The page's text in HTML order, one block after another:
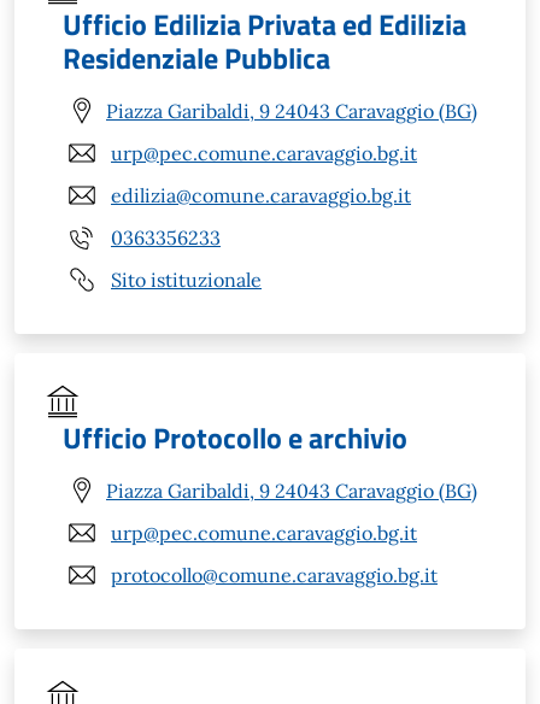
Ufficio Edilizia Privata ed Edilizia
Residenziale Pubblica
Piazza Garibaldi, 9 24043 Caravaggio (BG)
urp@pec.comune.caravaggio.bg.it
edilizia@comune.caravaggio.bg.it
0363356233
Sito istituzionale
Ufficio Protocollo e archivio
Piazza Garibaldi, 9 24043 Caravaggio (BG)
urp@pec.comune.caravaggio.bg.it
protocollo@comune.caravaggio.bg.it